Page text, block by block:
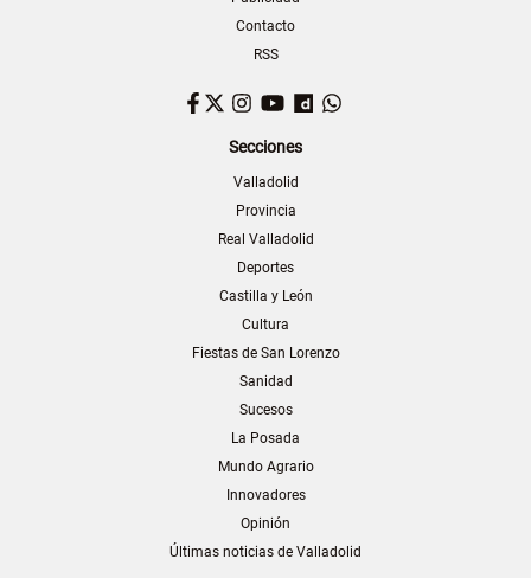
Contacto
RSS
Facebook
TwitterInstagram
YouTubeDailymotion
Secciones
Valladolid
Provincia
Real Valladolid
Deportes
Castilla y León
Cultura
Fiestas de San Lorenzo
Sanidad
Sucesos
La Posada
Mundo Agrario
Innovadores
Opinión
Últimas noticias de Valladolid